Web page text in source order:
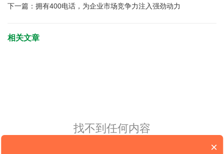
下一篇： 拥有400电话，为企业市场竞争力注入强劲动力
相关文章
找不到任何内容
×